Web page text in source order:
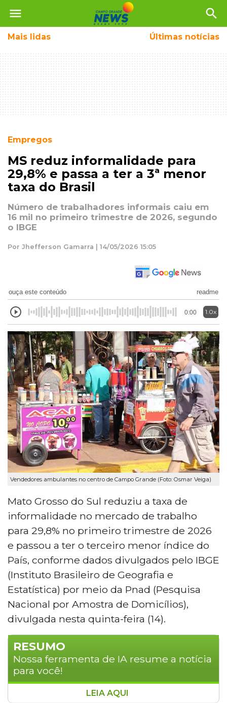
menu search
Mais lidas Últimas notícias
Empregos
MS reduz informalidade para
29,8% e passa a ter a 3ª menor
taxa do Brasil
Número de trabalhadores informais caiu em
16 mil no primeiro trimestre de 2026, segundo
o IBGE
Por Jhefferson Gamarra | 14/05/2026 15:05
ouça este conteúdo readme
0:00 1.0x
Vendedores ambulantes no centro de Campo Grande (Foto: Osmar Veiga)
Mato Grosso do Sul reduziu a taxa de
informalidade no mercado de trabalho
para 29,8% no primeiro trimestre de 2026
e passou a ter o terceiro menor índice do
País, conforme dados divulgados pelo IBGE
(Instituto Brasileiro de Geografia e
Estatística) por meio da Pnad (Pesquisa
Nacional por Amostra de Domicílios),
divulgada nesta quinta-feira (14).
RESUMO
Nossa ferramenta de IA resume a notícia
para você!
LEIA AQUI